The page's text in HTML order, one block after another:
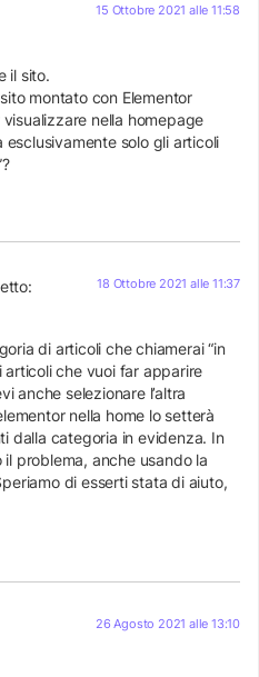
15 Ottobre 2021 alle 11:58
il sito.
montato con Elementor
nella homepage
solo gli articoli
18 Ottobre 2021 alle 11:37
di articoli che chiamerai “in
articoli che vuoi far apparire
anche selezionare l’altra
nella home lo setterà
dalla categoria in evidenza. In
problema, anche usando la
di esserti stata di aiuto,
26 Agosto 2021 alle 13:10